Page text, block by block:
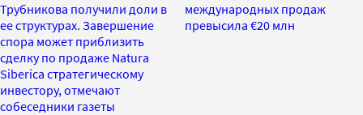
Трубникова получили доли в
ее структурах. Завершение
спора может приблизить
сделку по продаже Natura
Siberica стратегическому
инвестору, отмечают
собеседники газеты
международных продаж
превысила €20 млн